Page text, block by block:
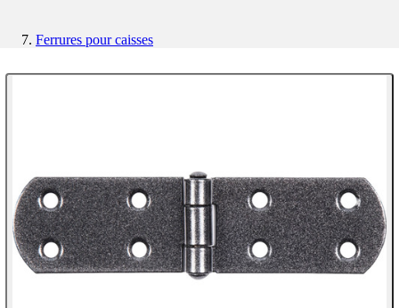
Ferrures pour caisses